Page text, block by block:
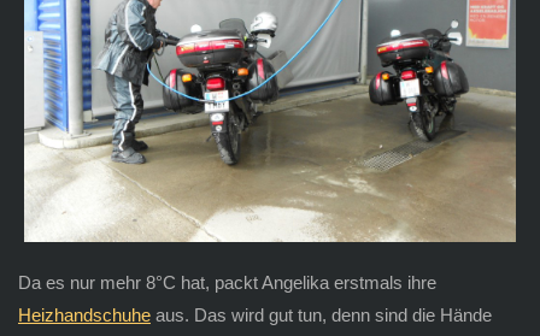
Da es nur mehr 8°C hat, packt Angelika erstmals ihre
Heizhandschuheaus. Das wird gut tun, denn sind die Hände